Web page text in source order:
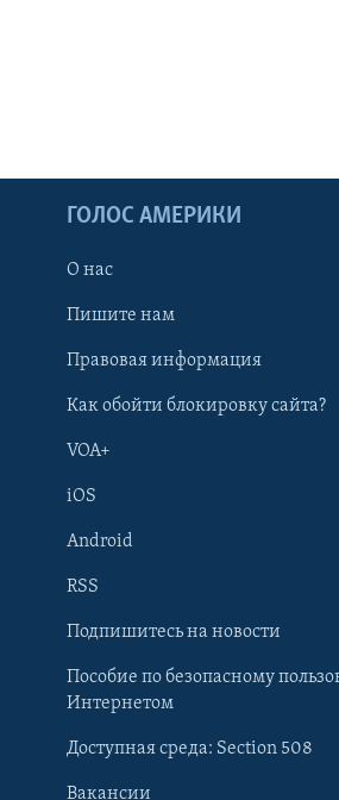
Learning English
ГОЛОС АМЕРИКИ
О нас
Пишите нам
Правовая информация
Как обойти блокировку сайта?
VOA+
iOS
Android
RSS
Подпишитесь на новости
Пособие по безопасному
Интернетом
Доступная среда: Section 508
Вакансии